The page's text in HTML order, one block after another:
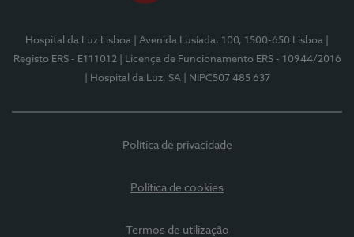
Hospital da Luz Lisboa | Avenida Lusíada, 100, 1500-650 Lisboa
Registo ERS - E111012
| Licença de Funcionamento ERS - 10944/2016
| Hospital da Luz, SA
| NIPC507 485 637
Política de privacidade
Política de cookies
Termos de utilização